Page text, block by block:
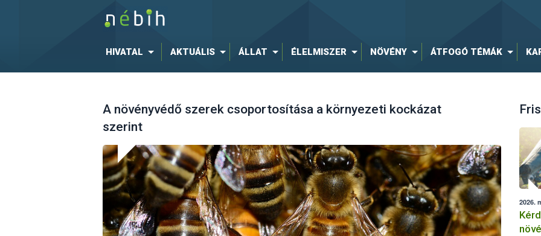
HIVATAL AKTUÁLIS ÁLLAT ÉLELMISZER NÖVÉNY ÁTFOGÓ TÉMÁK
A növényvédő szerek csoportosítása a környezeti kockázat
szerint
2026.